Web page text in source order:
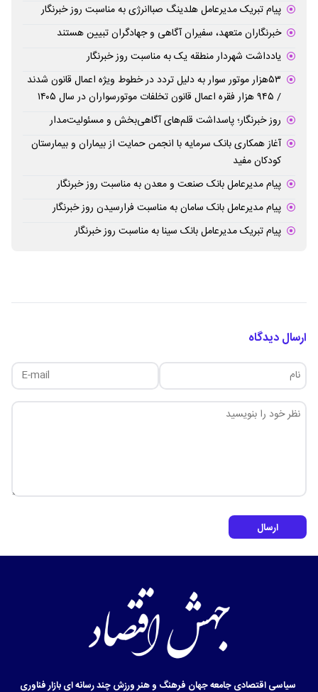
پیام تبریک مدیرعامل هلدینگ صباانرژی به مناسبت روز خبرنگار
خبرنگاران متعهد، سفیران آگاهی و جهادگران تبیین هستند
یادداشت شهردار منطقه یک به مناسبت روز خبرنگار
۵۳هزار موتور سوار به دلیل تردد در خطوط ویژه اعمال قانون شدند
/ ۹۴۵ هزار فقره اعمال قانون تخلفات موتورسواران در سال ۱۴۰۵
روز خبرنگار؛ پاسداشت قلم‌های آگاهی‌بخش و مسئولیت‌مدار
آغاز همکاری بانک سرمایه با انجمن حمایت از بیماران و بیمارستان
کودکان مفید
پیام مدیرعامل بانک صنعت و معدن به مناسبت روز خبرنگار
پیام مدیرعامل بانک سامان به مناسبت فرارسیدن روز خبرنگار
پیام تبریک مدیرعامل بانک سینا به مناسبت روز خبرنگار
ارسال دیدگاه
ارسال
سیاسیاقتصادیجامعهجهان فرهنگ و هنرورزشچند رسانه ایبازارفناوری